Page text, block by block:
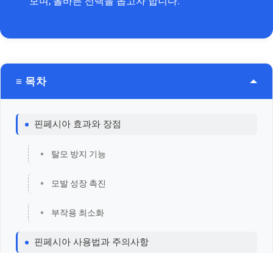
≡ 목차
핀페시아 효과와 장점
탈모 방지 기능
모발 성장 촉진
부작용 최소화
핀페시아 사용법과 주의사항